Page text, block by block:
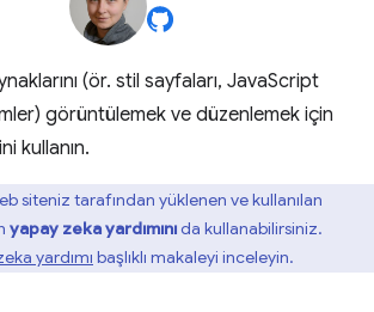
(ör. stil sayfaları, JavaScript
görüntülemek ve düzenlemek için
kullanın.
siteniz tarafından yüklenen ve kullanılan
yapay zeka yardımınıda kullanabilirsiniz.
yardımı başlıklı makaleyi inceleyin.